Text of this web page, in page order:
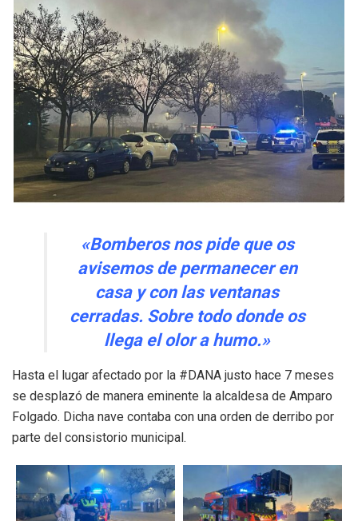
«Bomberos nos pide que os
avisemos de permanecer en
casa y con las ventanas
cerradas. Sobre todo donde os
llega el olor a humo.»
Hasta el lugar afectado por la #DANA justo hace 7 meses
se desplazó de manera eminente la alcaldesa de Amparo
Folgado. Dicha nave contaba con una orden de derribo por
parte del consistorio municipal.